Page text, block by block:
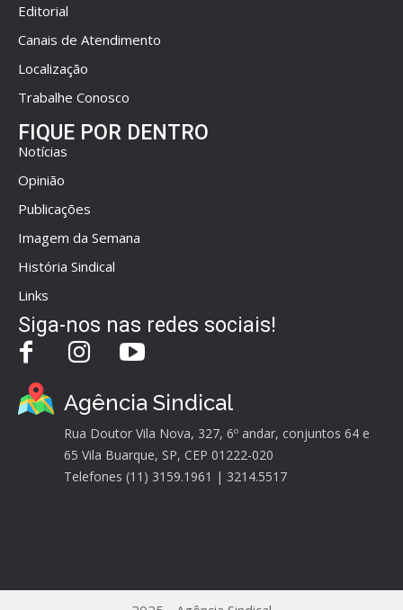
Editorial
Canais de Atendimento
Localização
Trabalhe Conosco
FIQUE POR DENTRO
Notícias
Opinião
Publicações
Imagem da Semana
História Sindical
Links
Siga-nos nas redes sociais!
Agência Sindical
Rua Doutor Vila Nova, 327, 6º andar, conjuntos 64 e
65 Vila Buarque, SP, CEP 01222-020
Telefones (11) 3159.1961 | 3214.5517